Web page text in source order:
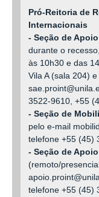
Pró-Reitoria de
Internacionais
- Seção de
durante o
às 10h30 e das
Vila A (sala 204)
3522-9610, +55
- Seção de
pelo e-mail
telefone +55 (45)
- Seção de
(remoto/
telefone +55(45)